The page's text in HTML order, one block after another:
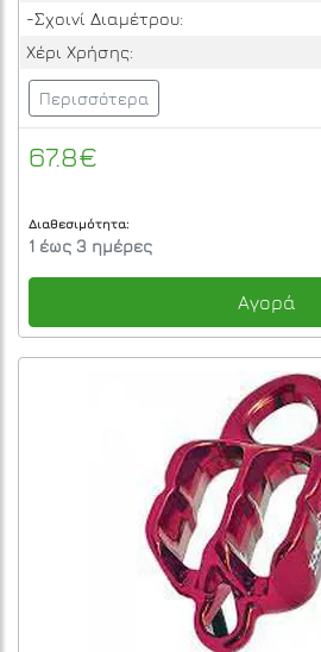
-Σχοινί Διαμέτρου:
Χέρι Χρήσης:
Περισσότερα
67.8€
Διαθεσιμότητα:
1 έως 3 ημέρες
Αγορά